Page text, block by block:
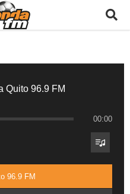
Quito 96.9 FM
00:00
96.9 FM